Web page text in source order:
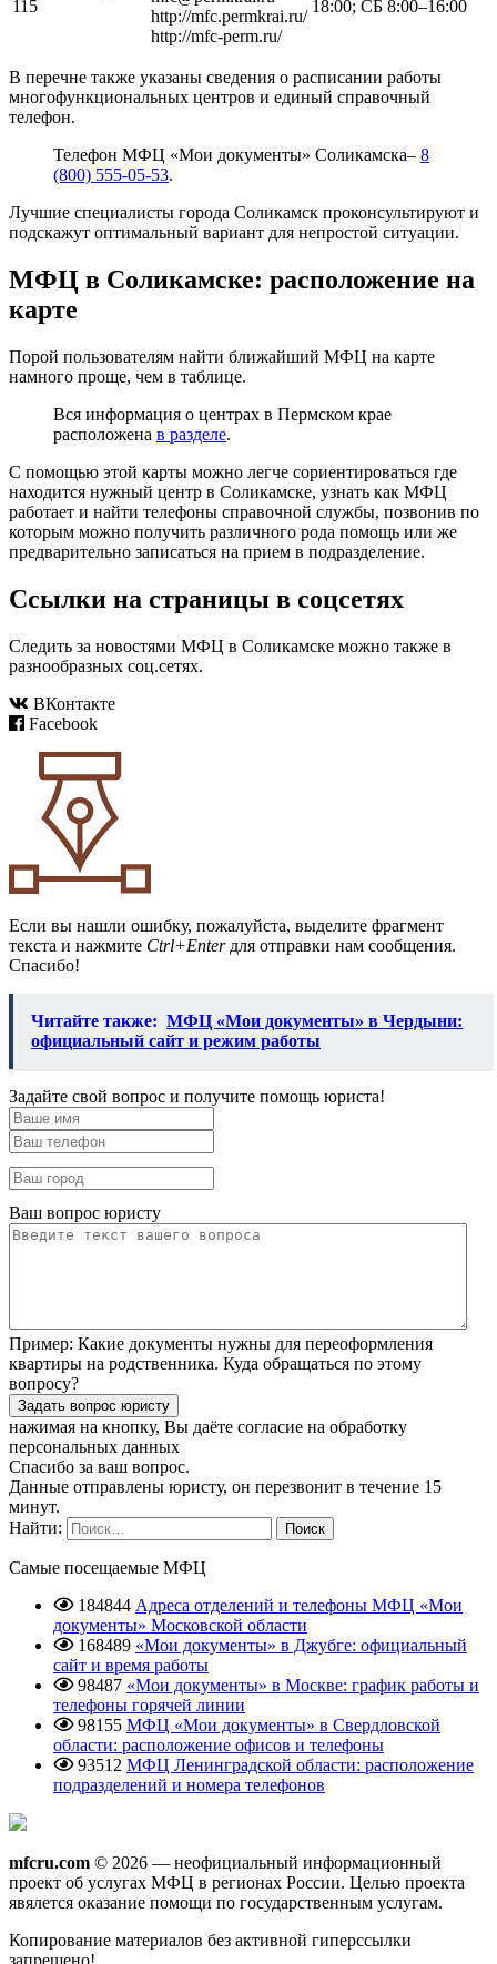
115
http://mfc.permkrai.ru/
http://mfc-perm.ru/
18:00; СБ 8:00–16:00
В перечне также указаны сведения о расписании работы
многофункциональных центров и единый справочный
телефон.
Телефон МФЦ «Мои документы» Соликамска– 8
(800) 555-05-53.
Лучшие специалисты города Соликамск проконсультируют и
подскажут оптимальный вариант для непростой ситуации.
МФЦ в Соликамске: расположение на
карте
Порой пользователям найти ближайший МФЦ на карте
намного проще, чем в таблице.
Вся информация о центрах в Пермском крае
расположена в разделе.
С помощью этой карты можно легче сориентироваться где
находится нужный центр в Соликамске, узнать как МФЦ
работает и найти телефоны справочной службы, позвонив по
которым можно получить различного рода помощь или же
предварительно записаться на прием в подразделение.
Ссылки на страницы в соцсетях
Следить за новостями МФЦ в Соликамске можно также в
разнообразных соц.сетях.
ВКонтакте
Facebook
Если вы нашли ошибку, пожалуйста, выделите фрагмент
текста и нажмите Ctrl+Enterдля отправки нам сообщения.
Спасибо!
Читайте также: МФЦ «Мои документы» в Чердыни:
официальный сайт и режим работы
Задайте свой вопрос и получите помощь юриста!
Ваш вопрос юристу
Пример: Какие документы нужны для переоформления
квартиры на родственника. Куда обращаться по этому
вопросу?
нажимая на кнопку, Вы даёте согласие на обработку
персональных данных
Спасибо за ваш вопрос.
Данные отправлены юристу, он перезвонит в течение 15
минут.
Найти:
Самые посещаемые МФЦ
184844 Адреса отделений и телефоны МФЦ «Мои
документы» Московской области
168489 «Мои документы» в Джубге: официальный
сайт и время работы
98487 «Мои документы» в Москве: график работы и
телефоны горячей линии
98155 МФЦ «Мои документы» в Свердловской
области: расположение офисов и телефоны
93512 МФЦ Ленинградской области: расположение
подразделений и номера телефонов
mfcru.com © 2026 — неофициальный информационный
проект об услугах МФЦ в регионах России. Целью проекта
явялется оказание помощи по государственным услугам.
Копирование материалов без активной гиперссылки
запрещено!